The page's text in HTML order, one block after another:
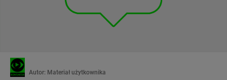
Autor: Materiał użytkownika